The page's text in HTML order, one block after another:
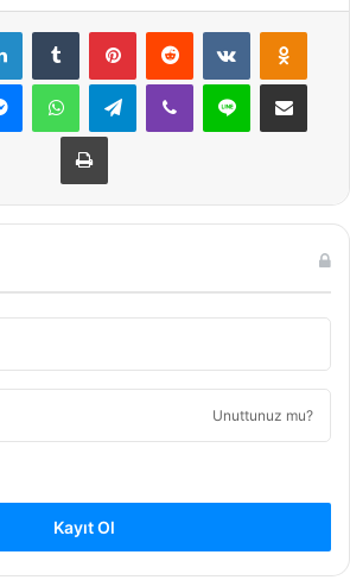
LinkedInTumblr PinterestReddit VKontakte
MessengerWhatsAppTelegramViber Line E-Posta ile
Yazdır
Unuttunuz mu?
Kayıt Ol